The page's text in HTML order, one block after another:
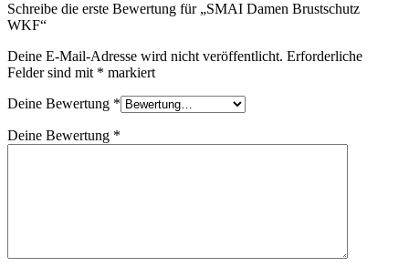
Schreibe die erste Bewertung für „SMAI Damen Brustschutz
WKF“
Deine E-Mail-Adresse wird nicht veröffentlicht. Erforderliche
Felder sind mit * markiert
Deine Bewertung *
Deine Bewertung *